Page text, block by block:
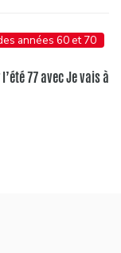
années 60 et 70
77 avec Je vais à